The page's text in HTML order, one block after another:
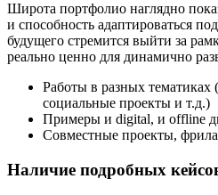
Широта портфолио наглядно
и способность адаптироваться
будущего стремится выйти за
реально ценно для динамично
Работы в разных тематиках
социальные проекты и т.д.)
Примеры и digital, и offline
Совместные проекты,
Наличие подробных